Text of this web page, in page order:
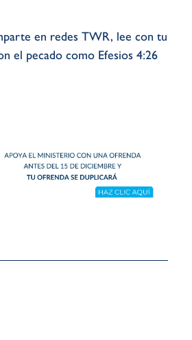
en redes TWR, lee con tu
el pecado como Efesios 4:26